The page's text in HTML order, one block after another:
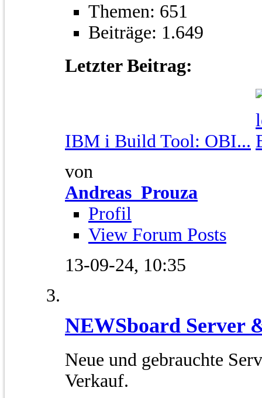
Themen: 651
Beiträge: 1.649
Letzter Beitrag:
IBM i Build Tool: OBI...
von
Andreas_Prouza
Profil
View Forum Posts
13-09-24, 10:35
NEWSboard Server
Neue und gebrauchte
Verkauf.